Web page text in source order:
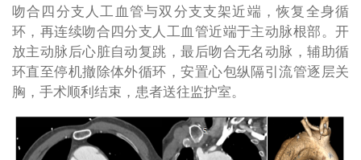
吻合四分支人工血管与双分支支架近端，恢复全身循
环，再连续吻合四分支人工血管近端于主动脉根部。开
放主动脉后心脏自动复跳，最后吻合无名动脉，辅助循
环直至停机撤除体外循环，安置心包纵隔引流管逐层关
胸，手术顺利结束，患者送往监护室。